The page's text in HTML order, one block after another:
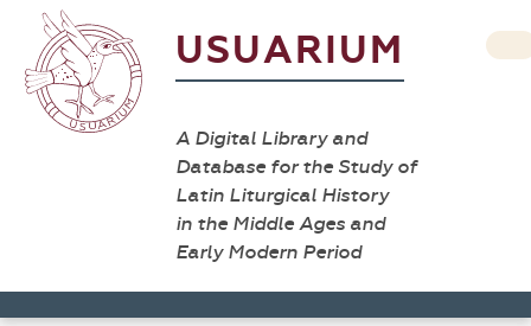
USUARIUM
A Digital Library and
Database for the Study of
Latin Liturgical History
in the Middle Ages and
Early Modern Period